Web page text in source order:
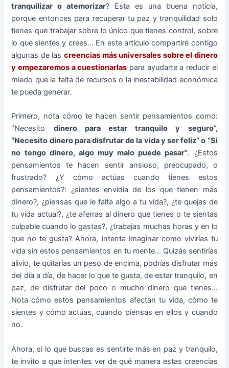
tranquilizar o atemorizar? Esta es una buena noticia,
porque entonces para recuperar tu paz y tranquilidad solo
tienes que trabajar sobre lo único que tienes control, sobre
lo que sientes y crees… En este artículo compartiré contigo
algunas de las creencias más universales sobre el dinero
y empezaremos a cuestionarlas para ayudarte a reducir el
miedo que la falta de recursos o la inestabilidad económica
te pueda generar.
Primero, nota cómo te hacen sentir pensamientos como:
“Necesito dinero para estar tranquilo y seguro”,
“Necesito dinero para disfrutar de la vida y ser feliz” o “Si
no tengo dinero, algo muy malo puede pasar”. ¿Estos
pensamientos te hacen sentir ansioso, preocupado, o
frustrado? ¿Y cómo actúas cuando tienes estos
pensamientos?: ¿sientes envidia de los que tienen más
dinero?, ¿piensas que le falta algo a tu vida?, ¿te quejas de
tu vida actual?, ¿te aferras al dinero que tienes o te sientas
culpable cuando lo gastas?, ¿trabajas muchas horas y en lo
que no te gusta? Ahora, intenta imaginar como vivirías tu
vida sin estos pensamientos en tu mente… Quizás sentirías
alivio, te quitarías un peso de encima, podrías disfrutar más
del día a día, de hacer lo que te gusta, de estar tranquilo, en
paz, de disfrutar del poco o mucho dinero que tienes…
Nota cómo estos pensamientos afectan tu vida, cómo te
sientes y cómo actúas, cuando piensas en ellos y cuando
no.
Ahora, si lo que buscas es sentirte más en paz y tranquilo,
te invito a que intentes ver de qué manera estas creencias